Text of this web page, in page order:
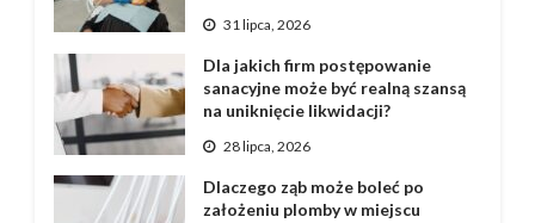
31 lipca, 2026
Dla jakich firm postępowanie
sanacyjne może być realną szansą
na uniknięcie likwidacji?
28 lipca, 2026
Dlaczego ząb może boleć po
założeniu plomby w miejscu